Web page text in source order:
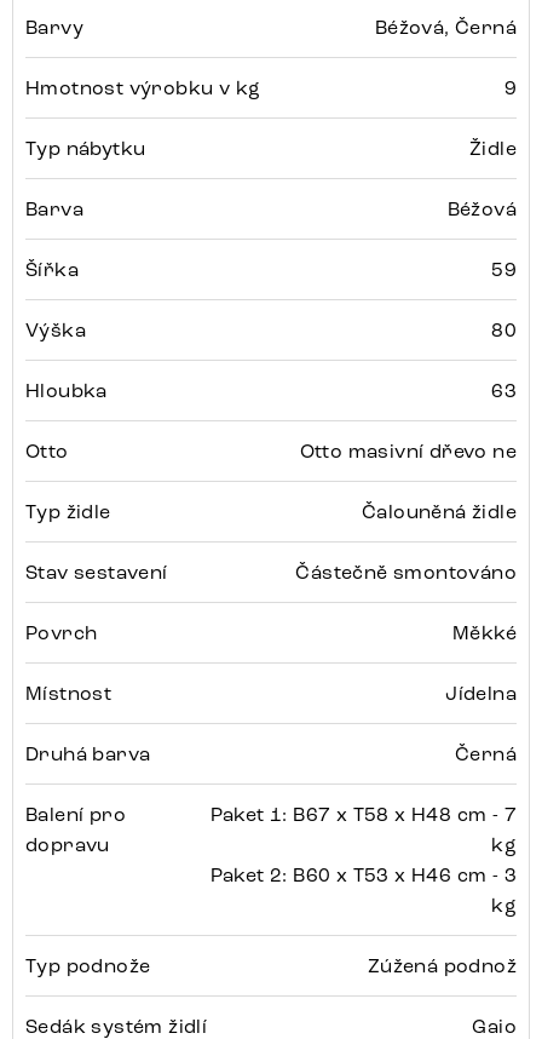
Barvy Béžová, Černá
Hmotnost výrobku v kg 9
Typ nábytku Židle
Barva Béžová
Šířka 59
Výška 80
Hloubka 63
Otto Otto masivní dřevo ne
Typ židle Čalouněná židle
Stav sestavení Částečně smontováno
Povrch Měkké
Místnost Jídelna
Druhá barva Černá
Balení pro
dopravu
Paket 1: B67 x T58 x H48 cm - 7
kg
Paket 2: B60 x T53 x H46 cm - 3
kg
Typ podnože Zúžená podnož
Sedák systém židlí Gaio